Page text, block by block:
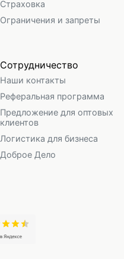
Страховка
Ограничения и запреты
Сотрудничество
Наши контакты
Реферальная программа
Предложение для оптовых
клиентов
Логистика для бизнеса
Доброе Дело